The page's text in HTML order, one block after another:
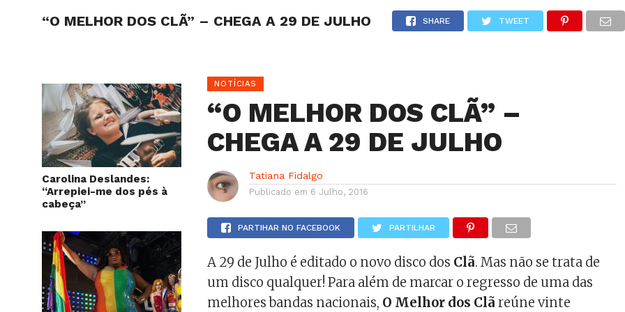
HOME NOTÍCIAS GOSSIP FUTEBOL AGENDA
“O MELHOR DOS CLÃ” – CHEGA A 29 DE JULHO SHARE TWEET
Carolina Deslandes:
“Arrepiei-me dos pés à
cabeça”
NOTÍCIAS
“O MELHOR DOS CLÃ” –
CHEGA A 29 DE JULHO
Tatiana Fidalgo
Publicado em 6 Julho, 2016
PARTIHAR NO FACEBOOK PARTILHAR
A 29 de Julho é editado o novo disco dos Clã. Mas não se trata de
um disco qualquer! Para além de marcar o regresso de uma das
melhores bandas nacionais, O Melhor dos Clã reúne vinte